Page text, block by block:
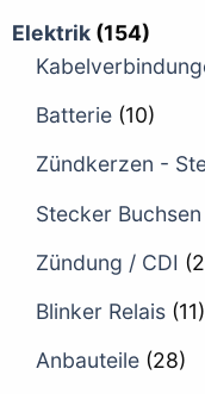
Elektrik (154)
Batterie (10)
Zündkerzen -
Stecker
Zündung / CDI
Blinker Relais (11)
Anbauteile (28)